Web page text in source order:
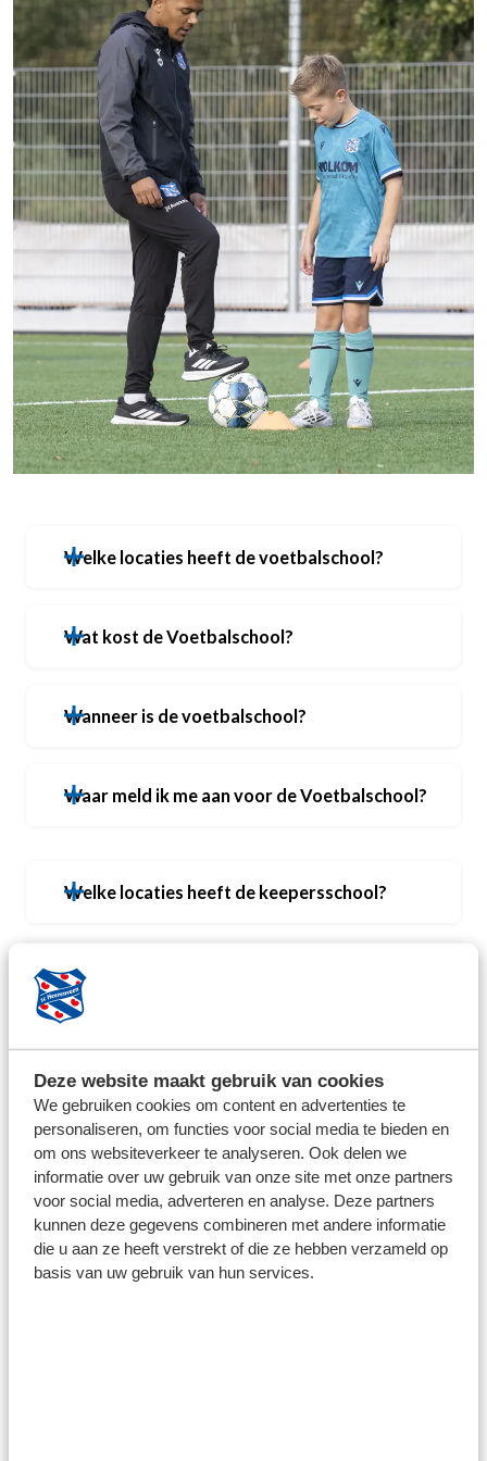
Deze website maakt gebruik van cookies
We gebruiken cookies om content en advertenties te
personaliseren, om functies voor social media te bieden en
om ons websiteverkeer te analyseren. Ook delen we
informatie over uw gebruik van onze site met onze partners
voor social media, adverteren en analyse. Deze partners
kunnen deze gegevens combineren met andere informatie
die u aan ze heeft verstrekt of die ze hebben verzameld op
basis van uw gebruik van hun services.
Welke locaties heeft de voetbalschool?
Wat kost de Voetbalschool?
Wanneer is de voetbalschool?
Waar meld ik me aan voor de Voetbalschool?
Welke locaties heeft de keepersschool?
Wat kost de Keepersschool?
Wanneer is de Keepersschool?
Waar meld ik me aan voor de Keepersschool?